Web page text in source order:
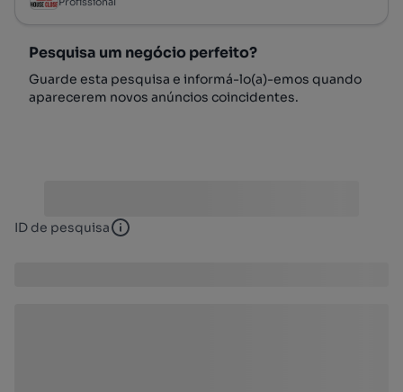
Pesquisa um negócio perfeito?
Guarde esta pesquisa e informá-lo(a)-emos quando
aparecerem novos anúncios coincidentes.
ID de pesquisa ID de pesquisa